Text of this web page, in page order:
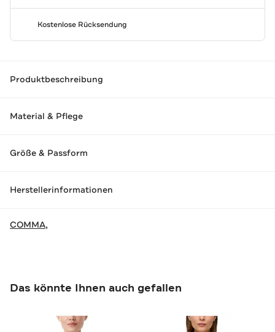
Kostenlose Rücksendung
Produktbeschreibung
Material & Pflege
Größe & Passform
Herstellerinformationen
COMMA,
Das könnte Ihnen auch gefallen